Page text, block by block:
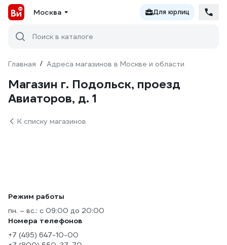
Москва Для юрлиц
Поиск в каталоге
Главная / Адреса магазинов в Москве и области
Магазин г. Подольск, проезд
Авиаторов, д. 1
К списку магазинов
Режим работы
пн. – вс.: с 09:00 до 20:00
Номера телефонов
+7 (495) 647-10-00